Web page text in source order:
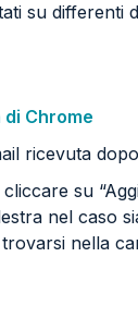
su differenti
di Chrome
ricevuta
su
nel caso
nella